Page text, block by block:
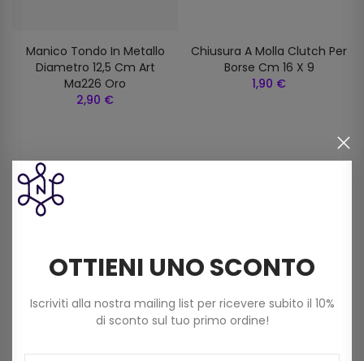
Manico Tondo In Metallo
Diametro 12,5 Cm Art
Ma226 Oro
2,90 €
Chiusura A Molla Clutch Per
Borse Cm 16 X 9
1,90 €
OTTIENI UNO SCONTO
Iscriviti alla nostra mailing list per ricevere subito il 10%
di sconto sul tuo primo ordine!